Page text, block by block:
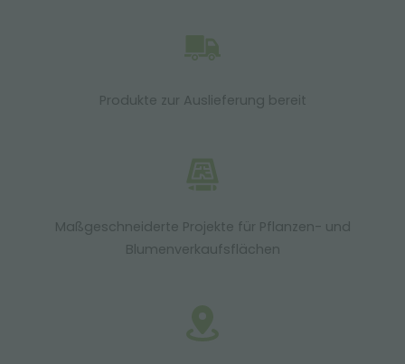
Produkte zur Auslieferung bereit
Maßgeschneiderte Projekte für Pflanzen- und
Blumenverkaufsflächen